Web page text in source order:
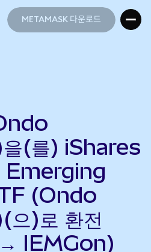
METAMASK 다운로드
(를) iShares
Emerging
(Ondo
)로 환전
IEMGon)